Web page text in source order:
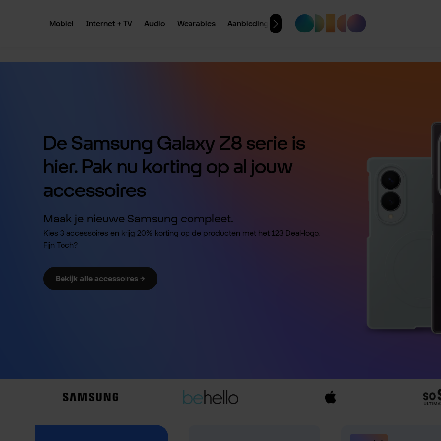
Mobiel
Internet + TV Audio Wearables Aanbiedingen
De Samsung Galaxy Z8 serie is
hier. Pak nu korting op al jouw
accessoires
Maak je nieuwe Samsung compleet.
Kies 3 accessoires en krijg 20% korting op de producten met het 123 Deal-logo.
Fijn Toch?
Bekijk alle accessoires →